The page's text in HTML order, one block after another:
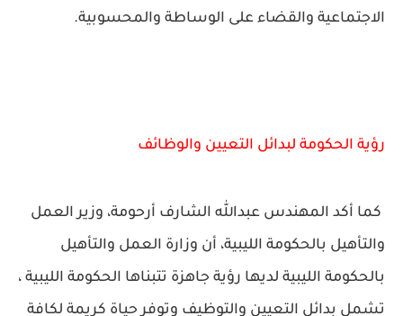
الاجتماعية والقضاء على الوساطة والمحسوبية.
رؤية الحكومة لبدائل التعيين والوظائف
كما أكد المهندس عبدالله الشارف أرحومة، وزير العمل
والتأهيل بالحكومة الليبية، أن وزارة العمل والتأهيل
بالحكومة الليبية لديها رؤية جاهزة تتبناها الحكومة الليبية ،
تشمل بدائل التعيين والتوظيف وتوفر حياة كريمة لكافة